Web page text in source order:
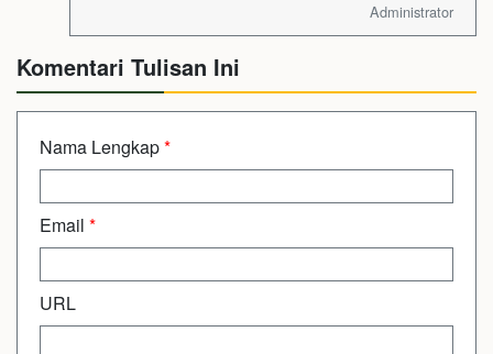
Administrator
Komentari Tulisan Ini
Nama Lengkap*
Email *
URL